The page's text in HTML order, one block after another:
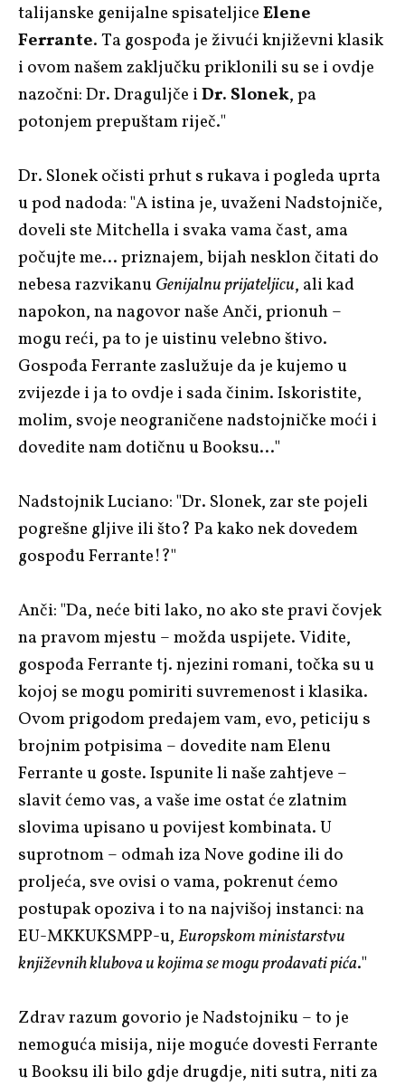
talijanske genijalne spisateljiceElene
Ferrante. Ta gospođa je živući književni klasik
i ovom našem zaključku priklonili su se i ovdje
nazočni: Dr. Draguljče iDr. Slonek, pa
potonjem prepuštam riječ."
Dr. Slonek očisti prhut s rukava i pogleda uprta
u pod nadoda: "A istina je, uvaženi Nadstojniče,
doveli ste Mitchella i svaka vama čast, ama
počujte me… priznajem, bijah nesklon čitati do
nebesa razvikanuGenijalnu prijateljicu, ali kad
napokon, na nagovor naše Anči, prionuh –
mogu reći, pa to je uistinu velebno štivo.
Gospođa Ferrante zaslužuje da je kujemo u
zvijezde i ja to ovdje i sada činim. Iskoristite,
molim, svoje neograničene nadstojničke moći i
dovedite nam dotičnu u Booksu…"
Nadstojnik Luciano: "Dr. Slonek, zar ste pojeli
pogrešne gljive ili što? Pa kako nek dovedem
gospođu Ferrante!?"
Anči: "Da, neće biti lako, no ako ste pravi čovjek
na pravom mjestu – možda uspijete. Vidite,
gospođa Ferrante tj. njezini romani, točka su u
kojoj se mogu pomiriti suvremenost i klasika.
Ovom prigodom predajem vam, evo, peticiju s
brojnim potpisima – dovedite nam Elenu
Ferrante u goste. Ispunite li naše zahtjeve –
slavit ćemo vas, a vaše ime ostat će zlatnim
slovima upisano u povijest kombinata. U
suprotnom – odmah iza Nove godine ili do
proljeća, sve ovisi o vama, pokrenut ćemo
postupak opoziva i to na najvišoj instanci: na
EU-MKKUKSMPP-u,Europskom ministarstvu
književnih klubova u kojima se mogu prodavati pića."
Zdrav razum govorio je Nadstojniku – to je
nemoguća misija, nije moguće dovesti Ferrante
u Booksu ili bilo gdje drugdje, niti sutra, niti za